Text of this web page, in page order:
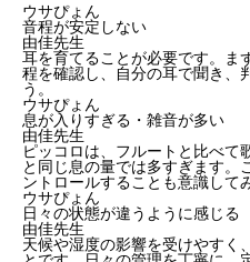
ウサぴょん
音程が安定しない
由佳先生
耳を育てることが必要です。ま
程を確認し、自分の耳で聞き、
う。
ウサぴょん
息が入りすぎる・雑音が多い
由佳先生
ピッコロは、フルートと比べて
と同じ息の量では多すぎます。
ントロールすることも意識して
ウサぴょん
日々の状態が違うように感じる
由佳先生
天候や湿度の影響を受けやすく